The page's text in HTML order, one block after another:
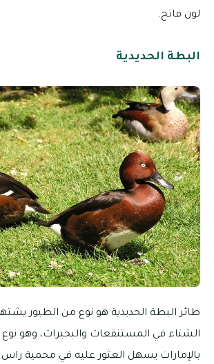
لون فاتح.
البطة الحديدية
طائر البطة الحديدية هو نوع من الطيور
الشتاء في المستنقعات والبحيرات، وهو
بالإمارات يسهل العثور عليه في محمية راس